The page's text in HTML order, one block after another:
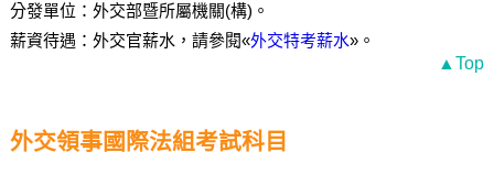
分發單位：外交部暨所屬機關(構)。
薪資待遇：外交官薪水，請參閱«外交特考薪水»。
▲Top
外交領事國際法組考試科目